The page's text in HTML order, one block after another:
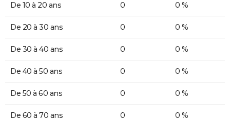
De 10 à 20 ans 0 0 %
De 20 à 30 ans 0 0 %
De 30 à 40 ans 0 0 %
De 40 à 50 ans 0 0 %
De 50 à 60 ans 0 0 %
De 60 à 70 ans 0 0 %